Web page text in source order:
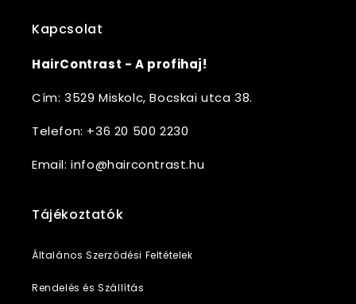
Kapcsolat
HairContrast - A profihaj!
Cím: 3529 Miskolc, Bocskai utca 38.
Telefon: +36 20 500 2230
Email: info@haircontrast.hu
Tájékoztatók
Általános Szerződési Feltételek
Rendelés és Szállítás